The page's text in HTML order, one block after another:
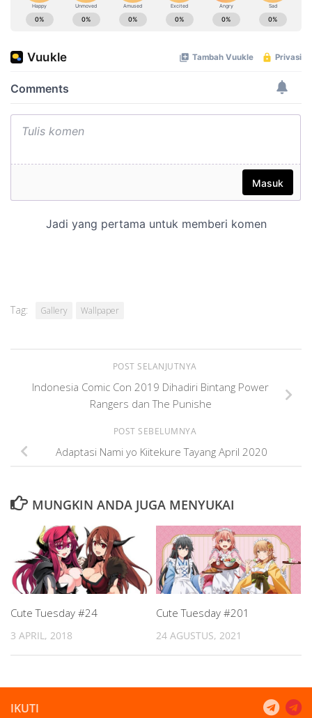
Tag: Gallery Wallpaper
POST SELANJUTNYA
Indonesia Comic Con 2019 Dihadiri Bintang Power
Rangers dan The Punishe
POST SEBELUMNYA
Adaptasi Nami yo Kiitekure Tayang April 2020
MUNGKIN ANDA JUGA MENYUKAI
Cute Tuesday #24
3 APRIL, 2018
Cute Tuesday #201
24 AGUSTUS, 2021
IKUTI